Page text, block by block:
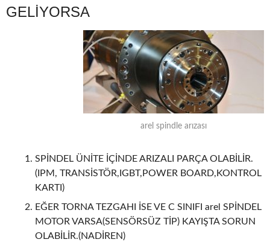
GELİYORSA
arel spindle arızası
SPİNDEL ÜNİTE İÇİNDE ARIZALI PARÇA OLABİLİR.
(IPM, TRANSİSTÖR,IGBT,POWER BOARD,KONTROL
KARTI)
EĞER TORNA TEZGAHI İSE VE C SINIFI arel SPİNDEL
MOTOR VARSA(SENSÖRSÜZ TİP) KAYIŞTA SORUN
OLABİLİR.(NADİREN)